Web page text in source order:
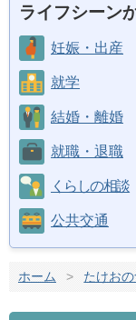
ライフシーン
妊娠・出産
就学
結婚・離婚
就職・退職
くらしの相談
公共交通
ホーム > たけお